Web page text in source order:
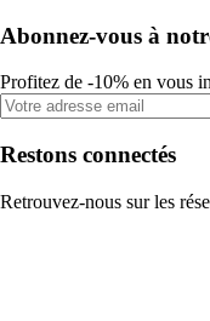
Abonnez-vous à
Profitez de -10% en vous
Restons connectés
Retrouvez-nous sur les